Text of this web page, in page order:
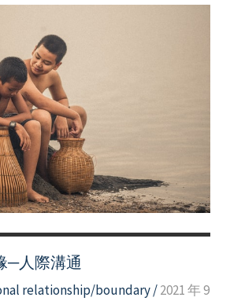
─人際溝通
relationship/boundary/2021 年 9